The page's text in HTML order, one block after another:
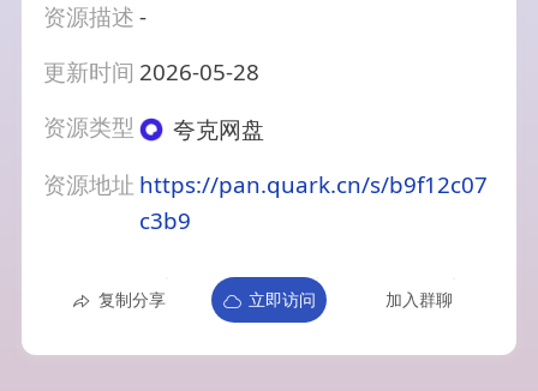
资源描述-
更新时间 2026-05-28
资源类型
夸克网盘
资源地址 https://pan.quark.cn/s/b9f12c07
c3b9
复制分享 立即访问 加入群聊